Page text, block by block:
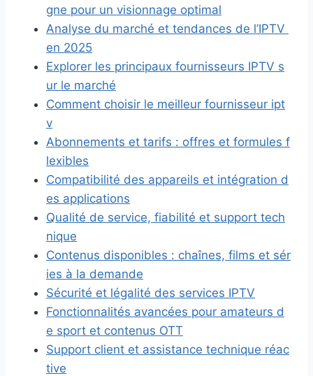
gne pour un visionnage optimal
Analyse du marché et tendances de l’IPTV
en 2025
Explorer les principaux fournisseurs IPTV s
ur le marché
Comment choisir le meilleur fournisseur ipt
v
Abonnements et tarifs : offres et formules f
lexibles
Compatibilité des appareils et intégration d
es applications
Qualité de service, fiabilité et support tech
nique
Contenus disponibles : chaînes, films et sér
ies à la demande
Sécurité et légalité des services IPTV
Fonctionnalités avancées pour amateurs d
e sport et contenus OTT
Support client et assistance technique réac
tive